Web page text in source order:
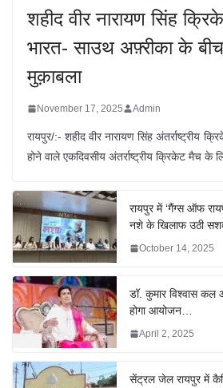
शहीद वीर नारायण सिंह
भारत- साउथ अफ़्रीका के
मुक़ाबला
November 17, 2025 Admin
रायपुर/:- शहीद वीर नारायण सिंह अंतर्राष्ट्रीय
होने वाले एकदिवसीय अंतर्राष्ट्रीय क्रिकेट मैच के
रायपुर में ‘गैंग्स ऑफ
नशे के खिलाफ उठी
October 14, 2025
डॉ. कुमार विश्वास कल
होगा आयोजन…
April 2, 2025
सेंट्रल जेल रायपुर में